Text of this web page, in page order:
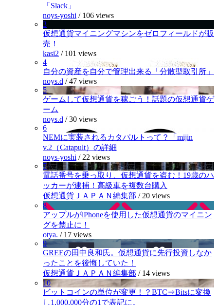
「Slack」
noys-yoshi / 106 views
3
仮想通貨マイニングマシンをゼロフィールドが販
売！
kasi2 / 101 views
4
自分の資産を自分で管理出来る「分散型取引所」
noys.d /47 views
5
ゲームして仮想通貨を稼ごう！話題の仮想通貨ゲ
ーム
noys.d /30 views
6
NEMに実装されるカタパルトって？「mijin
v.2（Catapult）の詳細
noys-yoshi / 22 views
7
電話番号を乗っ取り、仮想通貨を盗む！19歳のハ
ッカーが逮捕！高級車を複数台購入
仮想通貨ＪＡＰＡＮ編集部 / 20 views
8
アップルがiPhoneを使用した仮想通貨のマイニン
グを禁止に！
otya. / 17 views
9
GREEの田中良和氏。仮想通貨に先行投資しなか
ったことを後悔していた！
仮想通貨ＪＡＰＡＮ編集部 / 14 views
10
ビットコインの単位が変更！？BTC⇒Bitsに変換
し1,000,000分の1で表記に。